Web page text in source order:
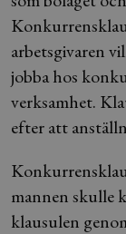
arbetsgivaren
jobba hos
verksamhet.
efter att
mannen skulle
klausulen